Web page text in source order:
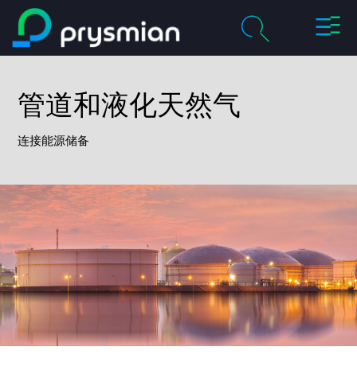
跳至主要内容
切
搜
产品及解决方案
职业 chevron_right
联系我们
媒体
我的普睿司曼
管道和液化天然气
连接能源储备